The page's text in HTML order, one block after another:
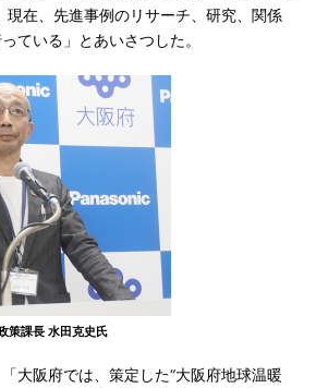
現在、先進事例のリサーチ、研究、関係
ている」とあいさつした。
策課長 水田克史氏
大阪府では、策定した“大阪府地球温暖